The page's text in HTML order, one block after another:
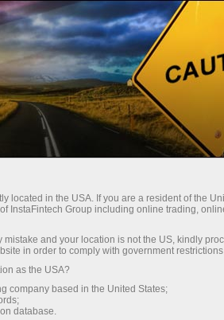
คุณจะได้รับเงื่อนไขที่
สเปรดและค่า
สุดในตลาด รวมถึง
าะสมสำหรับการเทรด
กำไรสูง
าก
บนทางหลวง
located in the USA. If you are a resident of the
InstaFintech Group including online trading,
and your location is not the US, kindly
in order to comply with government
as the USA?
company based in the United States;
database.